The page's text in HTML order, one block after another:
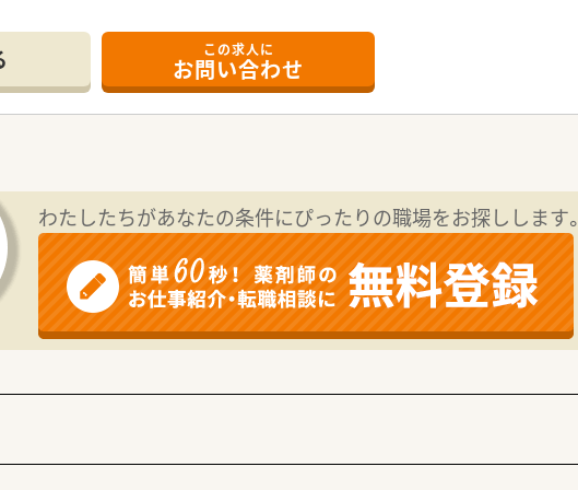
この求人に
お問い合わせ
わたしたちがあなたの条件にぴったりの職場をお探しします。